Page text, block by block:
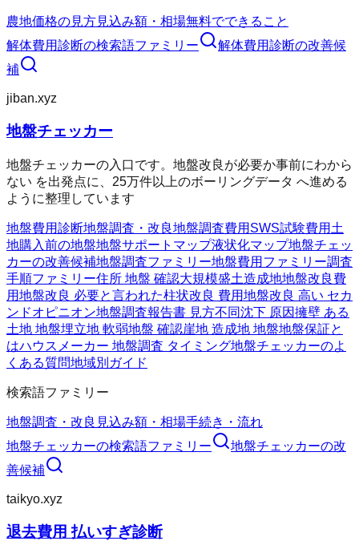
農地価格の見方見込み額・相場無料でできること
解体費用診断の検索語ファミリー 解体費用診断の改善候
補
jiban.xyz
地盤チェッカー
地盤チェッカーの入口です。地盤改良が必要か事前にわから
ない を出発点に、25万件以上のボーリングデータ へ進める
ように整理しています
地盤費用診断地盤調査・改良地盤調査費用 SWS試験費用 土
地購入前の地盤地盤サポートマップ液状化マップ地盤チェッ
カーの改善候補地盤調査ファミリー地盤費用ファミリー調査
手順ファミリー住所 地盤 確認大規模盛土造成地地盤改良費
用地盤改良 必要と言われた柱状改良 費用地盤改良 高い セカ
ンドオピニオン地盤調査報告書 見方不同沈下 原因擁壁 ある
土地 地盤埋立地 軟弱地盤 確認崖地 造成地 地盤地盤保証と
はハウスメーカー 地盤調査 タイミング地盤チェッカーのよ
くある質問地域別ガイド
検索語ファミリー
地盤調査・改良 見込み額・相場手続き・流れ
地盤チェッカーの検索語ファミリー 地盤チェッカーの改
善候補
taikyo.xyz
退去費用 払いすぎ診断